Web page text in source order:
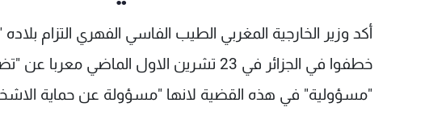
أكد وزير الخارجية المغربي الطيب الفاسي الفهري التزام
خطفوا في الجزائر في 23 تشرين الاول
"مسؤولية" في هذه القضية لانها "مسؤولة عن حماية